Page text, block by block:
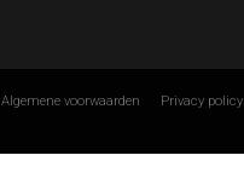
Algemene voorwaarden Privacy policy